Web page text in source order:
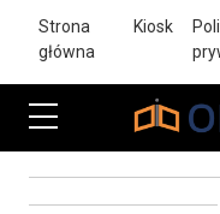
Strona
główna
Kiosk